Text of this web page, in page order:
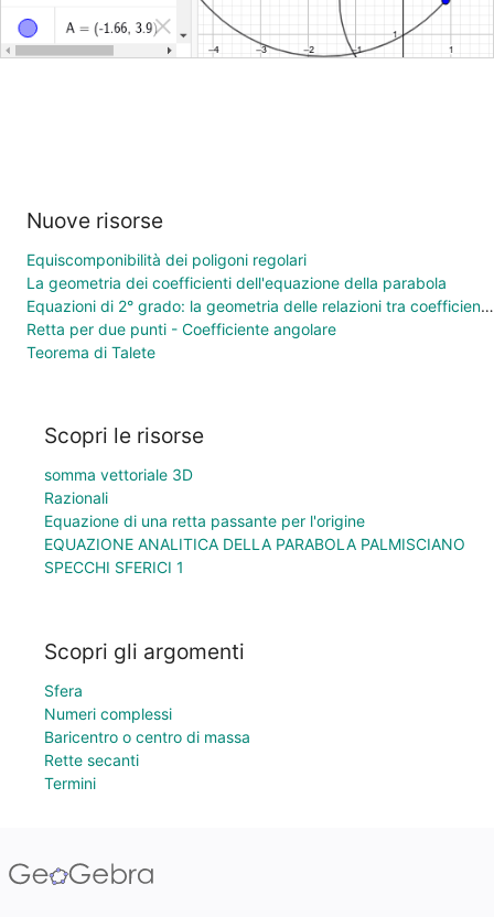
Nuove risorse
Equiscomponibilità dei poligoni regolari
La geometria dei coefficienti dell'equazione della parabola
Equazioni di 2° grado: la geometria delle relazioni tra coefficienti e soluzioni
Retta per due punti - Coefficiente angolare
Teorema di Talete
Scopri le risorse
somma vettoriale 3D
Razionali
Equazione di una retta passante per l'origine
EQUAZIONE ANALITICA DELLA PARABOLA PALMISCIANO
SPECCHI SFERICI 1
Scopri gli argomenti
Sfera
Numeri complessi
Baricentro o centro di massa
Rette secanti
Termini